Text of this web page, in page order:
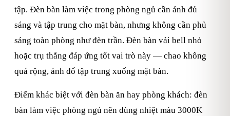
tập. Đèn bàn làm việc trong phòng ngủ cần ánh đủ
sáng và tập trung cho mặt bàn, nhưng không cần phủ
sáng toàn phòng như đèn trần. Đèn bàn vải bell nhỏ
hoặc trụ thẳng đáp ứng tốt vai trò này — chao không
quá rộng, ánh đổ tập trung xuống mặt bàn.
Điểm khác biệt với đèn bàn ăn hay phòng khách: đèn
bàn làm việc phòng ngủ nên dùng nhiệt màu 3000K